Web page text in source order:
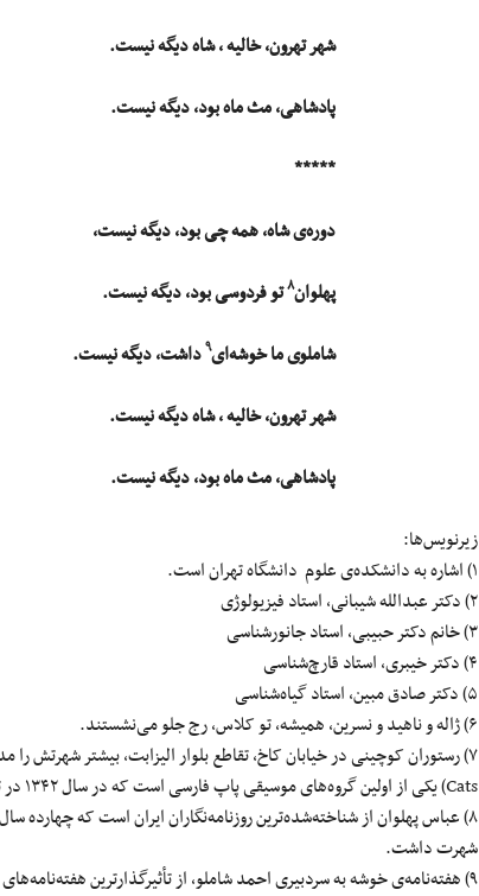
شهر تهرون، خالیه ، شاه دیگه نیست.
پادشاهی، مث ماه بود، دیگه نیست.
*****
دوره‌ی شاه، همه چی بود، دیگه نیست،
پهلوان۸تو فردوسی بود، دیگه نیست.
شاملوی ما خوشه‌ای۹داشت، دیگه نیست.
شهر تهرون، خالیه ، شاه دیگه نیست.
پادشاهی، مث ماه بود، دیگه نیست.
زیر‌نویس‌ها:
۱) اشاره به دانشکده‌ی علوم دانشگاه تهران است.
۲) دکتر عبدالله شیبانی، استاد فیزیولوژی
۳) خانم دکتر حبیبی، استاد جانورشناسی
۴) دکتر خیبری، استاد قارچ‌شناسی
۵) دکتر صادق مبین، استاد گیاه‌شناسی
۶) ژاله و ناهید و نسرین، همیشه، تو کلاس، رج جلو می‌نشستند.
Cats) یکی از اولین گروه‌های موسیقی پاپ فارسی است که در سال ۱۳۴۲ در تهران توسط شهبال شب‌پره راه‌اندازی شد.
۸) عباس پهلوان از شناخته‌شده‌ترین روزنامه‌نگاران ایران است که چهارده
شهرت داشت.
۹) هفته‌نامه‌ی خوشه به سردبیری احمد شاملو، از تأثیرگذارترین هفته‌نامه‌های ادبی دههٔ ۴۰ بود.